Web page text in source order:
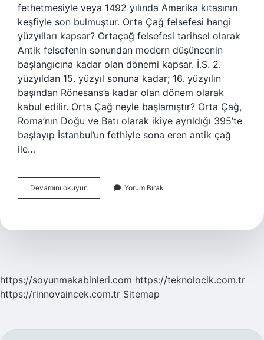
fethetmesiyle veya 1492 yılında Amerika kıtasının
keşfiyle son bulmuştur. Orta Çağ felsefesi hangi
yüzyılları kapsar? Ortaçağ felsefesi tarihsel olarak
Antik felsefenin sonundan modern düşüncenin
başlangıcına kadar olan dönemi kapsar. İ.S. 2.
yüzyıldan 15. yüzyıl sonuna kadar; 16. yüzyılın
başından Rönesans’a kadar olan dönem olarak
kabul edilir. Orta Çağ neyle başlamıştır? Orta Çağ,
Roma’nın Doğu ve Batı olarak ikiye ayrıldığı 395’te
başlayıp İstanbul’un fethiyle sona eren antik çağ
ile…
Devamını okuyun
Çağ
Arası
Yorum Bırak
https://soyunmakabinleri.com https://teknolocik.com.tr
https://rinnovaincek.com.tr Sitemap